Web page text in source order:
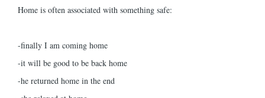
Home is often associated with something safe:
-finally I am coming home
-it will be good to be back home
-he returned home in the end